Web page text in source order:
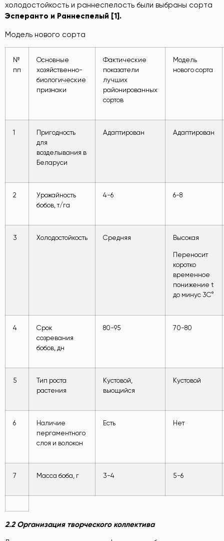
холодостойкость и раннеспелость были выбраны сорта
Эсперанто и Раннеспелый [1].
Модель нового сорта
№
пп
Основные
хозяйственно-
биологические
признаки
Фактические
показатели
лучших
районированных
сортов
Модель
нового сорта
1
Пригодность
для
возделывания в
Беларуси
Адаптирован Адаптирован
2
Урожайность
бобов, т/га
4-6 6-8
3 Холодостойкость Средняя Высокая
Переносит
коротко
временное
понижение t
до минус 3С°
4
Срок
созревания
бобов, дн
80-95 70-80
5
Тип роста
растения
Кустовой,
вьющийся
Кустовой
6
Наличие
пергаментного
слоя и волокон
Есть Нет
7 Масса боба, г 3-4 5-6
2.2 Организация творческого коллектива